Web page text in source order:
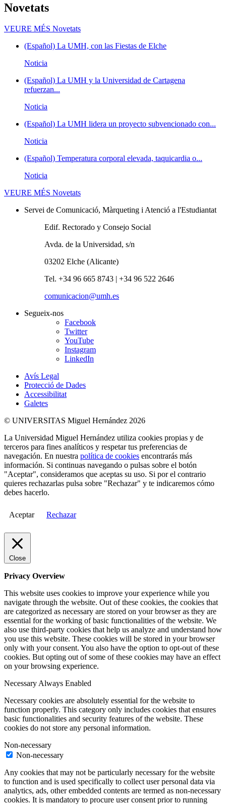
Novetats
VEURE MÉS Novetats
(Español) La UMH, con las Fiestas de Elche
Noticia
(Español) La UMH y la Universidad de Cartagena
refuerzan...
Noticia
(Español) La UMH lidera un proyecto subvencionado con...
Noticia
(Español) Temperatura corporal elevada, taquicardia o...
Noticia
VEURE MÉS Novetats
Servei de Comunicació, Màrqueting i Atenció a l'Estudiantat
Edif. Rectorado y Consejo Social
Avda. de la Universidad, s/n
03202 Elche (Alicante)
Tel. +34 96 665 8743 | +34 96 522 2646
comunicacion@umh.es
Segueix-nos
Facebook
Twitter
YouTube
Instagram
LinkedIn
Avís Legal
Protecció de Dades
Accessibilitat
Galetes
© UNIVERSITAS Miguel Hernández 2026
La Universidad Miguel Hernández utiliza cookies propias y de
terceros para fines analíticos y respetar tus preferencias de
navegación. En nuestra política de cookies encontrarás más
información. Si continuas navegando o pulsas sobre el botón
"Aceptar", consideramos que aceptas su uso. Si por el contrario
quieres rechazarlas pulsa sobre "Rechazar" y te indicaremos cómo
debes hacerlo.
Aceptar Rechazar
Close
Privacy Overview
This website uses cookies to improve your experience while you
navigate through the website. Out of these cookies, the cookies that
are categorized as necessary are stored on your browser as they are
essential for the working of basic functionalities of the website. We
also use third-party cookies that help us analyze and understand how
you use this website. These cookies will be stored in your browser
only with your consent. You also have the option to opt-out of these
cookies. But opting out of some of these cookies may have an effect
on your browsing experience.
NecessaryAlways Enabled
Necessary cookies are absolutely essential for the website to
function properly. This category only includes cookies that ensures
basic functionalities and security features of the website. These
cookies do not store any personal information.
Non-necessary
Non-necessary
Any cookies that may not be particularly necessary for the website
to function and is used specifically to collect user personal data via
analytics, ads, other embedded contents are termed as non-necessary
cookies. It is mandatory to procure user consent prior to running